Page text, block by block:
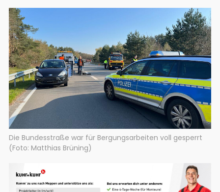
Die Bundesstraße war für Bergungsarbeiten voll gesperrt
(Foto: Matthias Brüning)